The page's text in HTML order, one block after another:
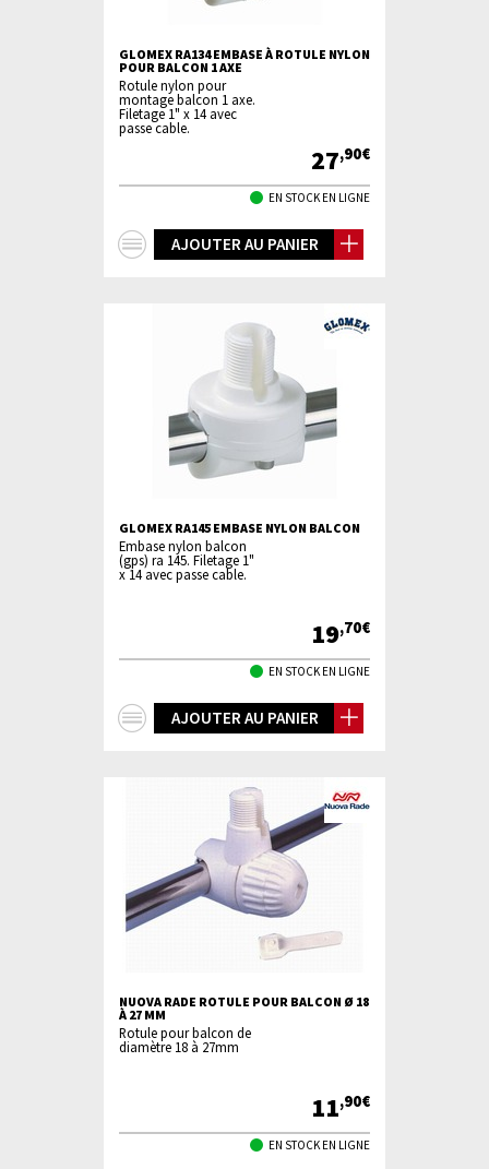
GLOMEX RA134 EMBASE À ROTULE NYLON
POUR BALCON 1 AXE
Rotule nylon pour
montage balcon 1 axe.
Filetage 1" x 14 avec
passe cable.
27,90€
EN STOCK EN LIGNE
AJOUTER AU PANIER
GLOMEX RA145 EMBASE NYLON BALCON
Embase nylon balcon
(gps) ra 145. Filetage 1"
x 14 avec passe cable.
19,70€
EN STOCK EN LIGNE
AJOUTER AU PANIER
NUOVA RADE ROTULE POUR BALCON Ø 18
À 27 MM
Rotule pour balcon de
diamètre 18 à 27mm
11,90€
EN STOCK EN LIGNE